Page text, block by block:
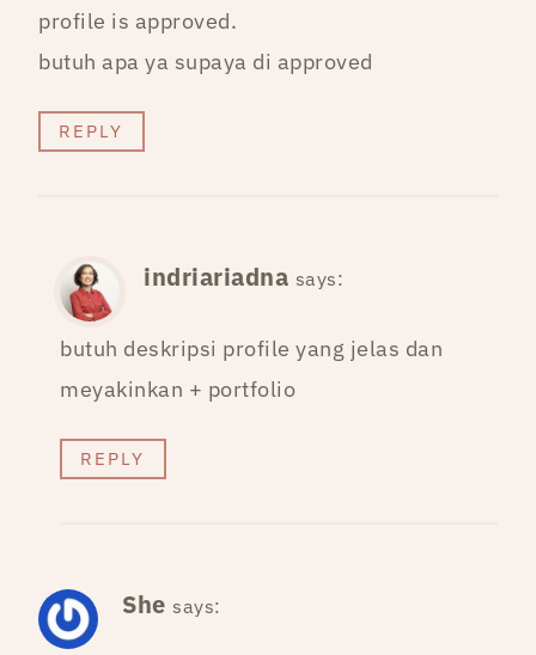
profile is approved.
butuh apa ya supaya di approved
REPLY
indriariadna says:
butuh deskripsi profile yang jelas dan
meyakinkan + portfolio
REPLY
She says: